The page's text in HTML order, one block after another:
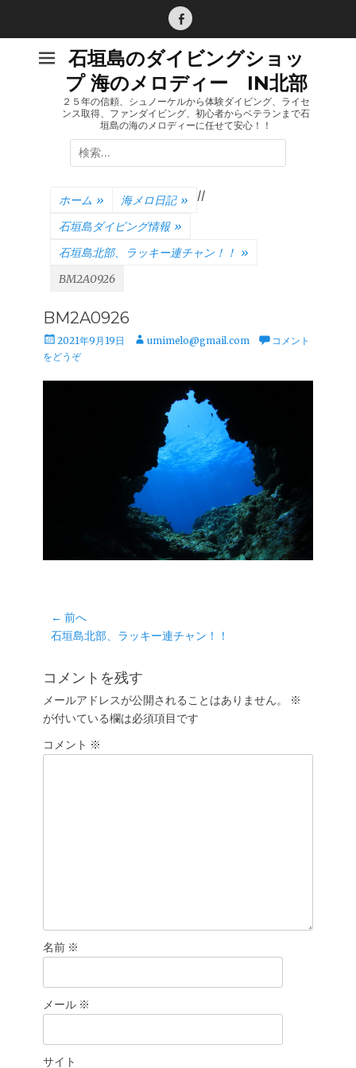
Facebook
石垣島のダイビングショッ
プ 海のメロディー IN北部
２５年の信頼、シュノーケルから体験ダイビング、ライセ
ンス取得、ファンダイビング、初心者からベテランまで石
垣島の海のメロディーに任せて安心！！
検
索:
ホーム » 海メロ日記 » /
石垣島ダイビング情報 »
/
石垣島北部、ラッキー連チャン！！ »
BM2A0926
BM2A0926
投
稿
2021年9月19日
投 umimelo@gmail.com
コメント
をどうぞ
投
稿
ビ
ゲ
ー
シ
← 前へ
前
投
石垣島北部、ラッキー連チャン！！
コメントを残す
メールアドレスが公開されることはありません。
※
が付いている欄は必須項目です
コメント ※
名前 ※
メール ※
サイト